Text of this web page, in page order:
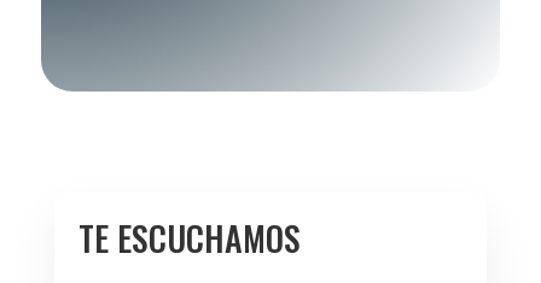
TE ESCUCHAMOS